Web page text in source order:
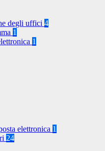
degli uffici 4
1
1
elettronica 1
24